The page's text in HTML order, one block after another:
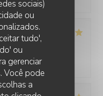
sociais)
ou
tudo',
ou
gerenciar
Você pode
a
:5 /5 quality_price